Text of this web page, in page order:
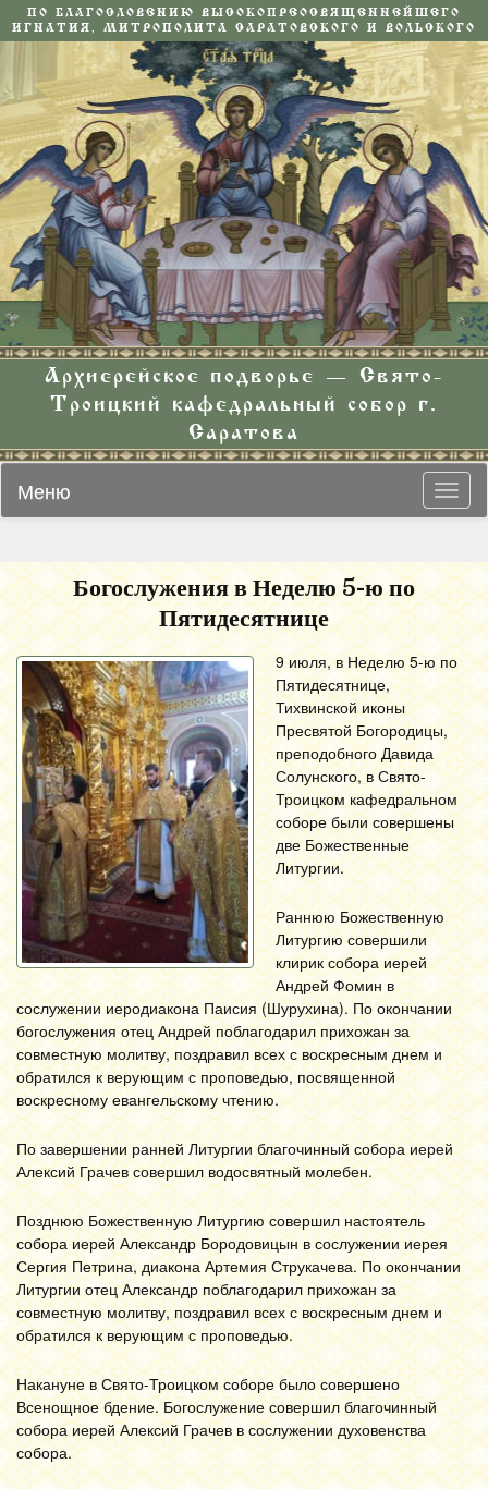
ПО БЛАГОСЛОВЕНИЮ ВЫСОКОПРЕОСВЯЩЕННЕЙШЕГО
ИГНАТИЯ, МИТРОПОЛИТА САРАТОВСКОГО И ВОЛЬСКОГО
Архиерейское подворье — Свято-
Троицкий кафедральный собор г.
Саратова
Меню
Богослужения в Неделю 5-ю по
Пятидесятнице
9 июля, в Неделю 5-ю по
Пятидесятнице,
Тихвинской иконы
Пресвятой Богородицы,
преподобного Давида
Солунского, в Свято-
Троицком кафедральном
соборе были совершены
две Божественные
Литургии.
Раннюю Божественную
Литургию совершили
клирик собора иерей
Андрей Фомин в
сослужении иеродиакона Паисия (Шурухина). По окончании
богослужения отец Андрей поблагодарил прихожан за
совместную молитву, поздравил всех с воскресным днем и
обратился к верующим с проповедью, посвященной
воскресному евангельскому чтению.
По завершении ранней Литургии благочинный собора иерей
Алексий Грачев совершил водосвятный молебен.
Позднюю Божественную Литургию совершил настоятель
собора иерей Александр Бородовицын в сослужении иерея
Сергия Петрина, диакона Артемия Струкачева. По окончании
Литургии отец Александр поблагодарил прихожан за
совместную молитву, поздравил всех с воскресным днем и
обратился к верующим с проповедью.
Накануне в Свято-Троицком соборе было совершено
Всенощное бдение. Богослужение совершил благочинный
собора иерей Алексий Грачев в сослужении духовенства
собора.